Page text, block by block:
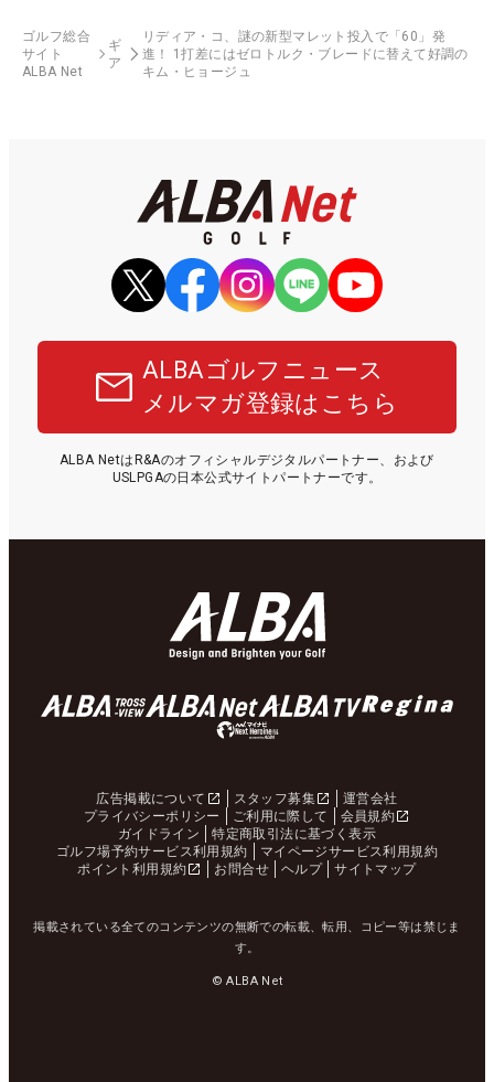
ゴルフ総合
サイト
ALBA Net
ギ
ア
リディア・コ、謎の新型マレット投入で「60」発
進！ 1打差にはゼロトルク・ブレードに替えて好調の
キム・ヒョージュ
ALBAゴルフニュース
メルマガ登録はこちら
ALBA NetはR&Aのオフィシャルデジタルパートナー、および
USLPGAの日本公式サイトパートナーです。
広告掲載について スタッフ募集
運営会社
プライバシーポリシー
ご利用に際して
会員規約
ガイドライン
特定商取引法に基づく表示
ゴルフ場予約サービス利用規約
マイページサービス利用規約
ポイント利用規約
お問合せ ヘルプ サイトマップ
掲載されている全てのコンテンツの無断での転載、転用、コピー等は禁じま
す。
© ALBA Net